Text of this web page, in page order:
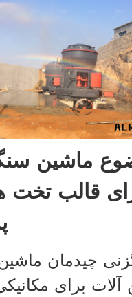
ماشین
قالب تخت
چیدمان
آلات برای